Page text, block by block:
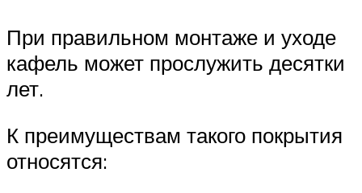
При правильном монтаже и уходе
кафель может прослужить десятки
лет.
К преимуществам такого покрытия
относятся: